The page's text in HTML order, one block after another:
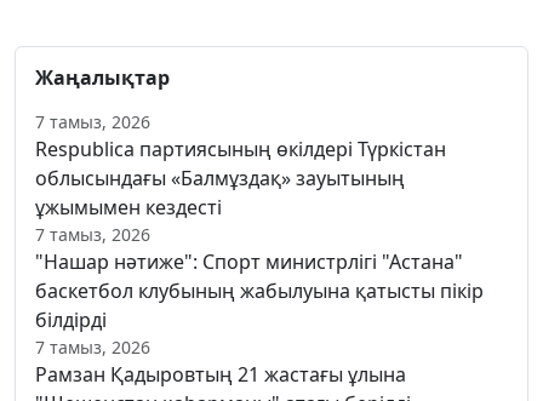
Жаңалықтар
7 тамыз, 2026
Respublica партиясының өкілдері Түркістан
облысындағы «Балмұздақ» зауытының
ұжымымен кездесті
7 тамыз, 2026
"Нашар нәтиже": Спорт министрлігі "Астана"
баскетбол клубының жабылуына қатысты пікір
білдірді
7 тамыз, 2026
Рамзан Қадыровтың 21 жастағы ұлына